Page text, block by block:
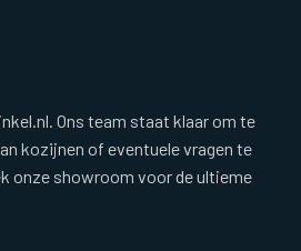
Ons team staat klaar om te
kozijnen of eventuele vragen te
onze showroom voor de ultieme